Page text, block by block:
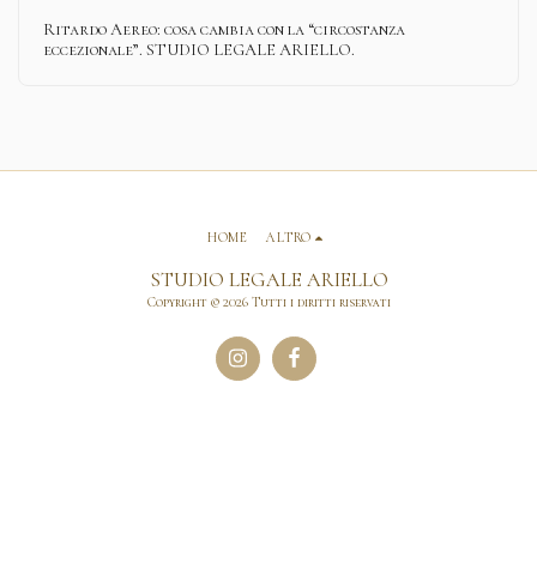
Ritardo Aereo: cosa cambia con la “circostanza
eccezionale”. STUDIO LEGALE ARIELLO.
STUDIO LEGALE ARIELLO
Copyright © 2026 Tutti i diritti riservati
HOME ALTRO